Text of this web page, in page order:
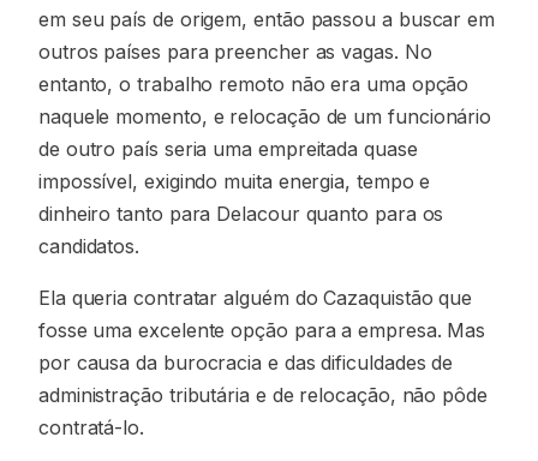
em seu país de origem, então passou a buscar em
outros países para preencher as vagas. No
entanto, o trabalho remoto não era uma opção
naquele momento, e relocação de um funcionário
de outro país seria uma empreitada quase
impossível, exigindo muita energia, tempo e
dinheiro tanto para Delacour quanto para os
candidatos.
Ela queria contratar alguém do Cazaquistão que
fosse uma excelente opção para a empresa. Mas
por causa da burocracia e das dificuldades de
administração tributária e de relocação, não pôde
contratá-lo.